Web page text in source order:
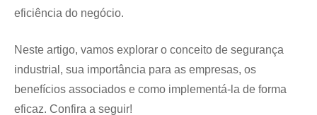
eficiência do negócio.
Neste artigo, vamos explorar o conceito de segurança
industrial, sua importância para as empresas, os
benefícios associados e como implementá-la de forma
eficaz. Confira a seguir!